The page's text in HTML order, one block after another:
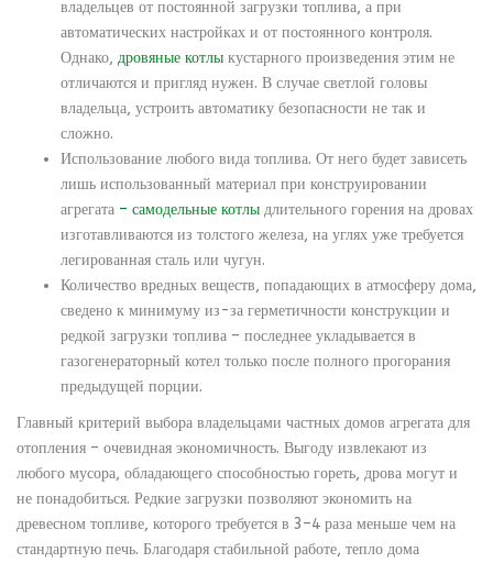
владельцев от постоянной загрузки топлива, а при
автоматических настройках и от постоянного контроля.
Однако, дровяные котлы кустарного произведения этим не
отличаются и пригляд нужен. В случае светлой головы
владельца, устроить автоматику безопасности не так и
сложно.
Использование любого вида топлива. От него будет зависеть
лишь использованный материал при конструировании
агрегата – самодельные котлы длительного горения на дровах
изготавливаются из толстого железа, на углях уже требуется
легированная сталь или чугун.
Количество вредных веществ, попадающих в атмосферу дома,
сведено к минимуму из-за герметичности конструкции и
редкой загрузки топлива – последнее укладывается в
газогенераторный котел только после полного прогорания
предыдущей порции.
Главный критерий выбора владельцами частных домов агрегата для
отопления – очевидная экономичность. Выгоду извлекают из
любого мусора, обладающего способностью гореть, дрова могут и
не понадобиться. Редкие загрузки позволяют экономить на
древесном топливе, которого требуется в 3–4 раза меньше чем на
стандартную печь. Благодаря стабильной работе, тепло дома